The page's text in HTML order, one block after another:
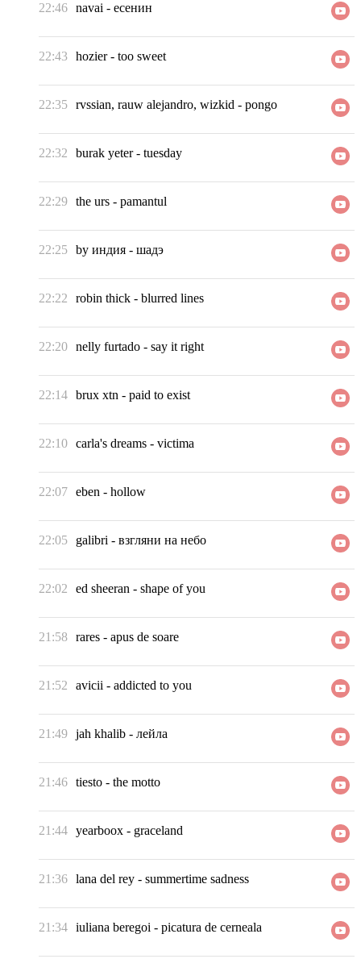
22:46 navai - есенин
22:43 hozier- too sweet
22:35 rvssian, rauw alejandro, wizkid - pongo
22:32 burak yeter- tuesday
22:29 the urs - pamantul
22:25 by индия - шадэ
22:22 robin thick - blurred lines
22:20 nelly furtado - say it right
22:14 brux xtn - paid to exist
22:10 carla's dreams - victima
22:07 eben - hollow
22:05 galibri - взгляни на небо
22:02 ed sheeran - shape of you
21:58 rares - apus de soare
21:52 avicii - addicted to you
21:49 jah khalib - лейла
21:46 tiesto - the motto
21:44 yearboox - graceland
21:36 lana del rey - summertime sadness
21:34 iuliana beregoi - picatura de cerneala